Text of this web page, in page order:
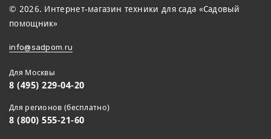
© 2026. Интернет-магазин техники для сада «Садовый
помощник»
info@sadpom.ru
Для Москвы
8 (495) 229-04-20
Для регионов (бесплатно)
8 (800) 555-21-60